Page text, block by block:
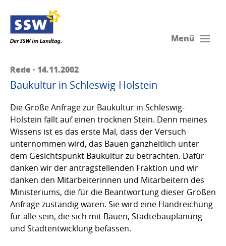
Menü
Rede · 14.11.2002
Baukultur in Schleswig-Holstein
Die Große Anfrage zur Baukultur in Schleswig-
Holstein fällt auf einen trocknen Stein. Denn meines
Wissens ist es das erste Mal, dass der Versuch
unternommen wird, das Bauen ganzheitlich unter
dem Gesichtspunkt Baukultur zu betrachten. Dafür
danken wir der antragstellenden Fraktion und wir
danken den Mitarbeiterinnen und Mitarbeitern des
Ministeriums, die für die Beantwortung dieser Großen
Anfrage zuständig waren. Sie wird eine Handreichung
für alle sein, die sich mit Bauen, Städtebauplanung
und Stadtentwicklung befassen.